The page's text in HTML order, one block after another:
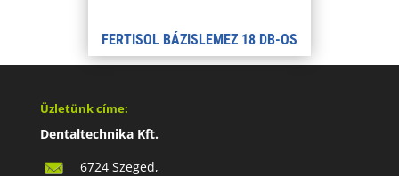
FERTISOL BÁZISLEMEZ 18 DB-OS
Üzletünk címe:
Dentaltechnika Kft.
6724 Szeged,